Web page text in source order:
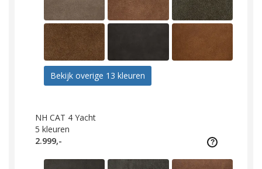
Bekijk overige 13 kleuren
NH CAT 4 Yacht
5 kleuren
2.999,-